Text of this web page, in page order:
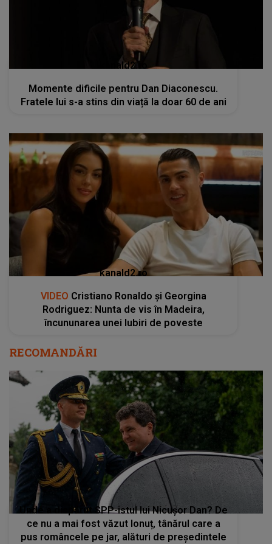
kanald2.ro
Momente dificile pentru Dan Diaconescu.
Fratele lui s-a stins din viață la doar 60 de ani
kanald2.ro
VIDEO Cristiano Ronaldo și Georgina
Rodriguez: Nunta de vis în Madeira,
încununarea unei Iubiri de poveste
RECOMANDĂRI
Unde a dispărut SPP-istul lui Nicușor Dan? De
ce nu a mai fost văzut Ionuț, tânărul care a
pus româncele pe jar, alături de președintele